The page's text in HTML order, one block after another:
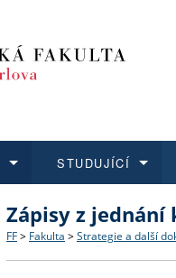
Struktura a historie
Strategie a další
Co studovat a jak se
Učitelské studijní
STUDUJÍCÍ
Bakalářské a magisterské
Doktorské studium
O vědě a výzkumu na FF
Akademické kvalifikace
Aktuální nabídky a
Vyjíždějící studenti
Zápisy z jednání
FF > Fakulta > Strategie a další